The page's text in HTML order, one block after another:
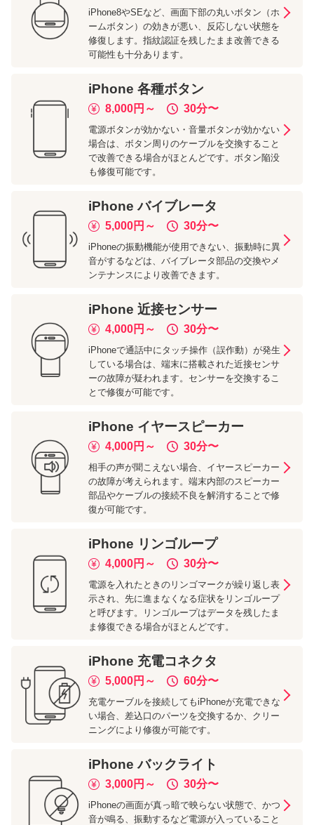
iPhone8やSEなど、画面下部の丸いボタン（ホ
ームボタン）の効きが悪い、反応しない状態を
修復します。指紋認証を残したまま改善できる
可能性も十分あります。
iPhone 各種ボタン
8,000円～ 30分〜
電源ボタンが効かない・音量ボタンが効かない
場合は、ボタン周りのケーブルを交換すること
で改善できる場合がほとんどです。ボタン陥没
も修復可能です。
iPhone バイブレータ
5,000円～ 30分〜
iPhoneの振動機能が使用できない、振動時に異
音がするなどは、バイブレータ部品の交換やメ
ンテナンスにより改善できます。
iPhone 近接センサー
4,000円～ 30分〜
iPhoneで通話中にタッチ操作（誤作動）が発生
している場合は、端末に搭載された近接センサ
ーの故障が疑われます。センサーを交換するこ
とで修復が可能です。
iPhone イヤースピーカー
4,000円～ 30分〜
相手の声が聞こえない場合、イヤースピーカー
の故障が考えられます。端末内部のスピーカー
部品やケーブルの接続不良を解消することで修
復が可能です。
iPhone リンゴループ
4,000円～ 30分〜
電源を入れたときのリンゴマークが繰り返し表
示され、先に進まなくなる症状をリンゴループ
と呼びます。リンゴループはデータを残したま
ま修復できる場合がほとんどです。
iPhone 充電コネクタ
5,000円～ 60分〜
充電ケーブルを接続してもiPhoneが充電できな
い場合、差込口のパーツを交換するか、クリー
ニングにより修復が可能です。
iPhone バックライト
3,000円～ 30分〜
iPhoneの画面が真っ暗で映らない状態で、かつ
音が鳴る、振動するなど電源が入っていること